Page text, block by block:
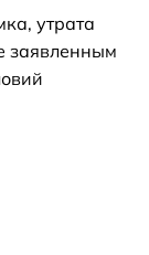
утрата
заявленным